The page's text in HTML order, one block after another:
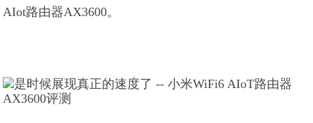
AIot路由器AX3600。